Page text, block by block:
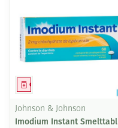
Geneesmiddel
Johnson & Johnson
Imodium Instant Smelttabl